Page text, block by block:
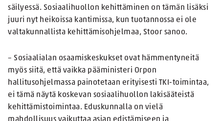
säilyessä. Sosiaalihuollon kehittäminen on tämän lisäksi
juuri nyt heikoissa kantimissa, kun tuotannossa ei ole
valtakunnallista kehittämisohjelmaa, Stoor sanoo.
– Sosiaalialan osaamiskeskukset ovat hämmentyneitä
myös siitä, että vaikka pääministeri Orpon
hallitusohjelmassa painotetaan erityisesti TKI-toimintaa,
ei tämä näytä koskevan sosiaalihuollon lakisääteistä
kehittämistoimintaa. Eduskunnalla on vielä